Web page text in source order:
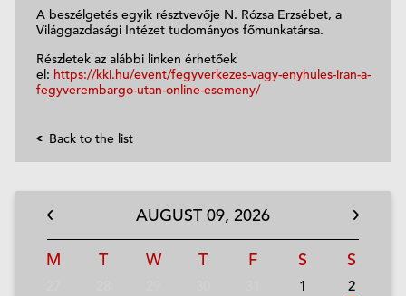
A beszélgetés egyik résztvevője N. Rózsa Erzsébet, a
Világgazdasági Intézet tudományos főmunkatársa.
Részletek az alábbi linken érhetőek
el: https://kki.hu/event/fegyverkezes-vagy-enyhules-iran-a-
fegyverembargo-utan-online-esemeny/
Back to the list
AUGUST09, 2026
M T W T F S S
1
2